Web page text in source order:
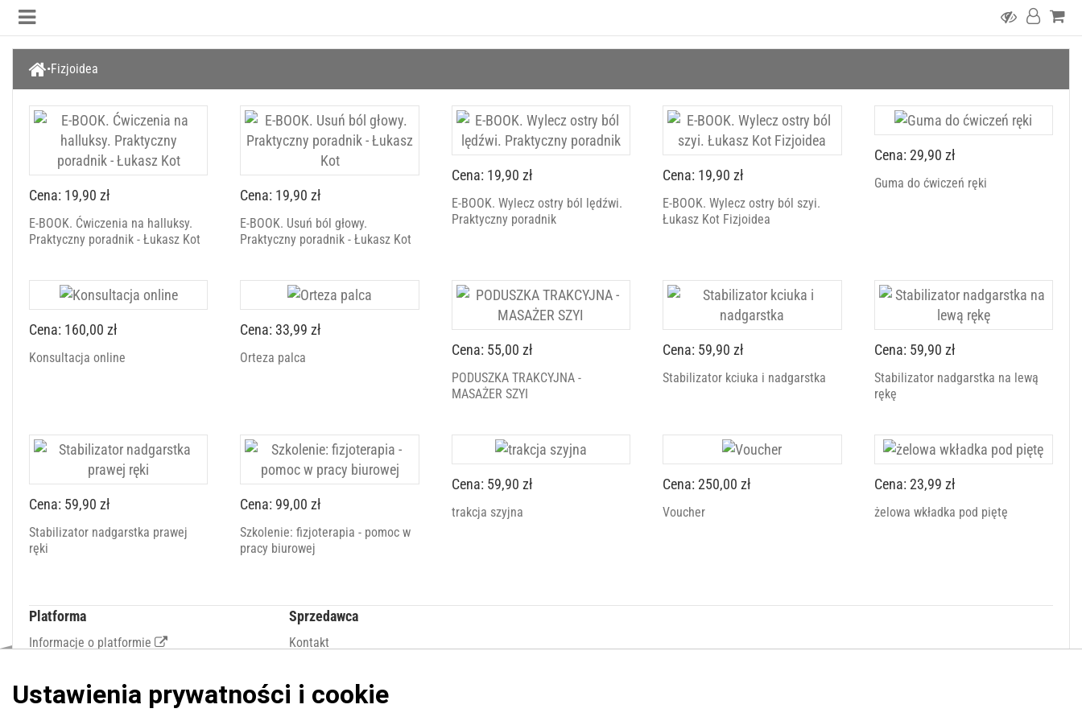
Fizjoidea
Cena: 19,90 zł
E-BOOK. Ćwiczenia na halluksy.
Praktyczny poradnik - Łukasz Kot
Cena: 19,90 zł
E-BOOK. Usuń ból głowy.
Praktyczny poradnik - Łukasz Kot
Cena: 19,90 zł
E-BOOK. Wylecz ostry ból lędźwi.
Praktyczny poradnik
Cena: 19,90 zł
E-BOOK. Wylecz ostry ból szyi.
Łukasz Kot Fizjoidea
Cena: 29,90 zł
Guma do ćwiczeń ręki
Cena: 160,00 zł
Konsultacja online
Cena: 33,99 zł
Orteza palca Cena: 55,00 zł
PODUSZKA TRAKCYJNA -
MASAŻER SZYI
Cena: 59,90 zł
Stabilizator kciuka i nadgarstka
Cena: 59,90 zł
Stabilizator nadgarstka na lewą
rękę
Cena: 59,90 zł
Stabilizator nadgarstka prawej
ręki
Cena: 99,00 zł
Szkolenie: fizjoterapia - pomoc w
pracy biurowej
Cena: 59,90 zł
trakcja szyjna
Cena: 250,00 zł
Voucher
Cena: 23,99 zł
żelowa wkładka pod piętę
Platforma
Informacje o platformie
Polityka prywatności platformy
Zgłoś błąd lub naruszenie
Sprzedawca
Kontakt